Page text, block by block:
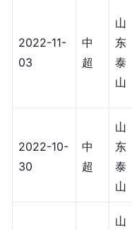
2022-11-
03
中
超
山
东
泰
山
2022-10-
30
中
超
山
东
泰
山
山